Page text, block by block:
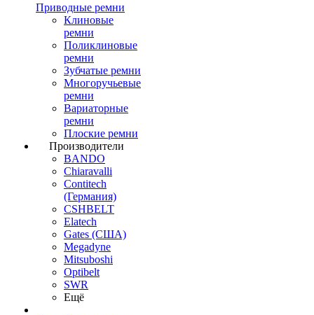
Приводные ремни
Клиновые
ремни
Поликлиновые
ремни
Зубчатые ремни
Многоручьевые
ремни
Вариаторные
ремни
Плоские ремни
Производители
BANDO
Chiaravalli
Contitech
(Германия)
CSHBELT
Elatech
Gates (США)
Megadyne
Mitsuboshi
Optibelt
SWR
Ещё